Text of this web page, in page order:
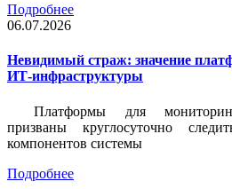
Подробнее
06.07.2026
Невидимый страж: значение
ИТ-инфраструктуры
Платформы для
призваны круглосуточно
компонентов системы
Подробнее